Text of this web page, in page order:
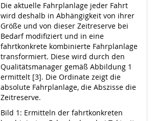
Die aktuelle Fahrplanlage jeder Fahrt
wird deshalb in Abhängigkeit von ihrer
Größe und von dieser Zeitreserve bei
Bedarf modifiziert und in eine
fahrtkonkrete kombinierte Fahrplanlage
transformiert. Diese wird durch den
Qualitätsmanager gemäß Abbildung 1
ermittelt [3]. Die Ordinate zeigt die
absolute Fahrplanlage, die Abszisse die
Zeitreserve.
Bild 1: Ermitteln der fahrtkonkreten